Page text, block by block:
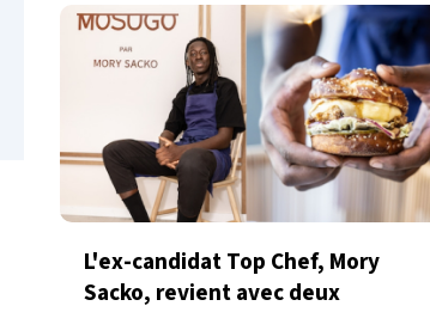
L'ex-candidat Top Chef, Mory
Sacko, revient avec deux